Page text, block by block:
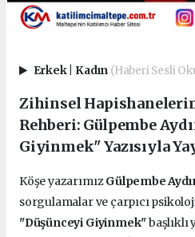
Erkek Kadın (Haberi Sesli
Zihinsel
Rehberi: Gülpembe
Giyinmek" Yazısıyla
Köşe yazarımızGülpembe
sorgulamalar ve çarpıcı
"Düşünceyi Giyinmek"başlıklı